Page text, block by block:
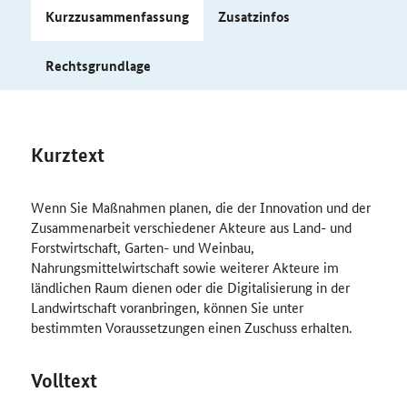
Kurzzusammenfassung Zusatzinfos
Rechtsgrundlage
Kurztext
Wenn Sie Maßnahmen planen, die der Innovation und der
Zusammenarbeit verschiedener Akteure aus Land- und
Forstwirtschaft, Garten- und Weinbau,
Nahrungsmittelwirtschaft sowie weiterer Akteure im
ländlichen Raum dienen oder die Digitalisierung in der
Landwirtschaft voranbringen, können Sie unter
bestimmten Voraussetzungen einen Zuschuss erhalten.
Volltext